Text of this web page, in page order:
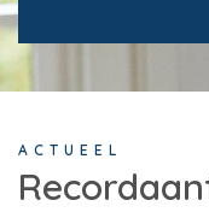
ACTUEEL